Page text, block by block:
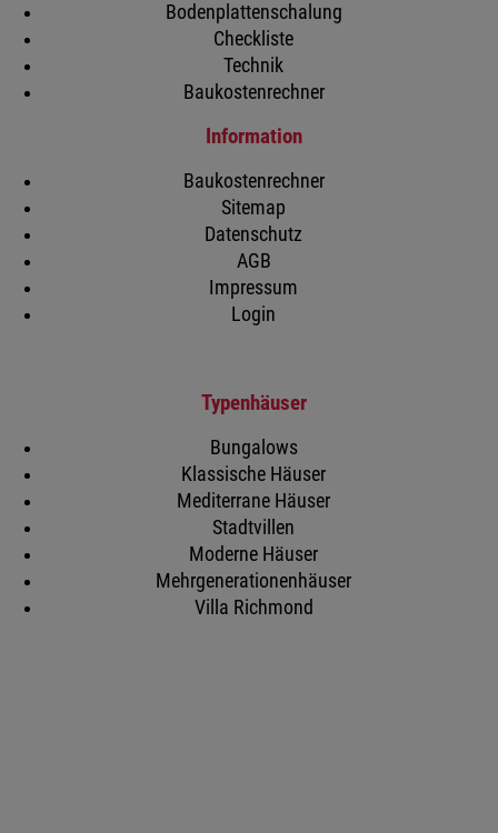
Bodenplattenschalung
Checkliste
Technik
Baukostenrechner
Information
Baukostenrechner
Sitemap
Datenschutz
AGB
Impressum
Login
Typenhäuser
Bungalows
Klassische Häuser
Mediterrane Häuser
Stadtvillen
Moderne Häuser
Mehrgenerationenhäuser
Villa Richmond